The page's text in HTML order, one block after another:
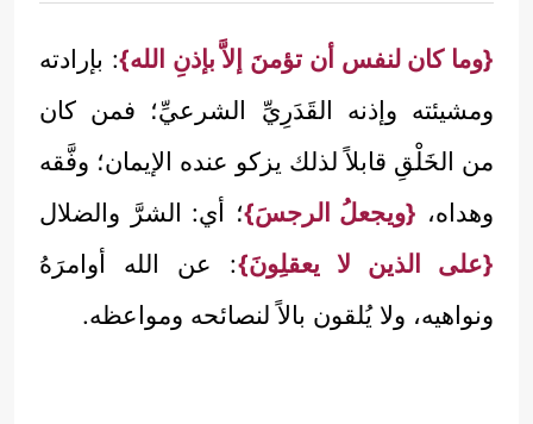
{وما كان لنفس أن تؤمنَ إلاَّ بإذنِ الله}: بإرادته
ومشيئته وإذنه القَدَرِيِّ الشرعيِّ؛ فمن كان
من الخَلْقِ قابلاً لذلك يزكو عنده الإيمان؛ وفَّقه
وهداه، {ويجعلُ الرجسَ}؛ أي: الشرَّ والضلال
{على الذين لا يعقلِونَ}: عن الله أوامرَهُ
ونواهيه، ولا يُلقون بالاً لنصائحه ومواعظه.